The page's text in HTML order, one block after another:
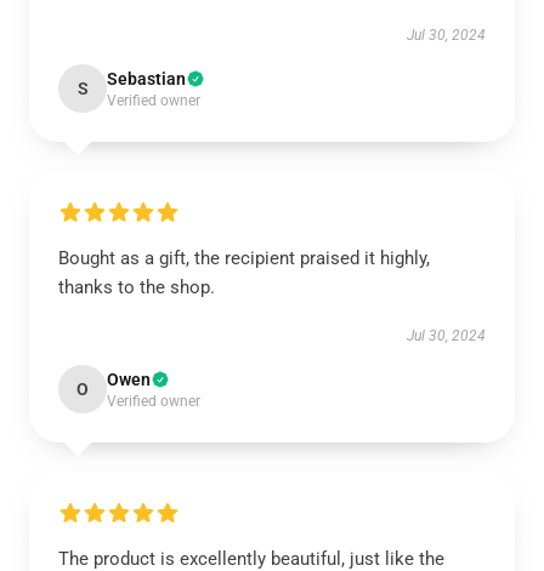
Jul 30, 2024
S Sebastian
Verified owner
Bought as a gift, the recipient praised it highly,
thanks to the shop.
Jul 30, 2024
O Owen
Verified owner
The product is excellently beautiful, just like the